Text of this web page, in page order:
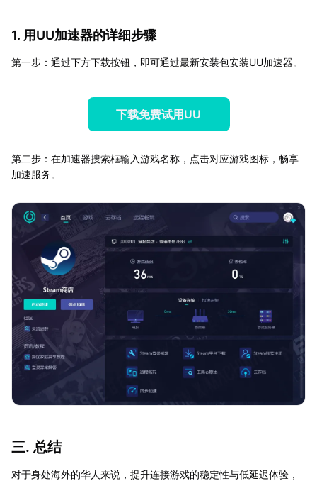
1. 用UU加速器的详细步骤
第一步：通过下方下载按钮，即可通过最新安装包安装UU加速器。
下载免费试用UU
第二步：在加速器搜索框输入游戏名称，点击对应游戏图标，畅享
加速服务。
三. 总结
对于身处海外的华人来说，提升连接游戏的稳定性与低延迟体验，